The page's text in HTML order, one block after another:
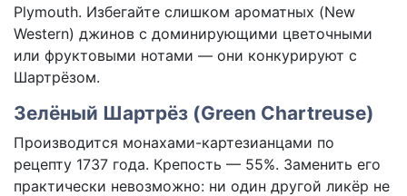
Plymouth. Избегайте слишком ароматных (New
Western) джинов с доминирующими цветочными
или фруктовыми нотами — они конкурируют с
Шартрёзом.
Зелёный Шартрёз (Green Chartreuse)
Производится монахами-картезианцами по
рецепту 1737 года. Крепость — 55%. Заменить его
практически невозможно: ни один другой ликёр не